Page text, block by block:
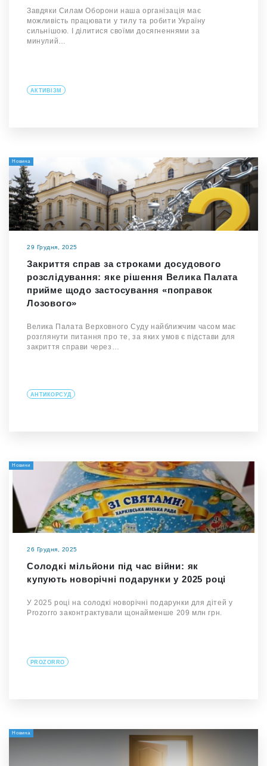
Завдяки Силам Оборони наша організація має
можливість працювати у тилу та робити Україну
сильнішою. І ділитися своїми досягненнями за
минулий…
АКТИВІЗМ
Новина
29 Грудня, 2025
Закриття справ за строками досудового
розслідування: яке рішення Велика Палата
прийме щодо застосування «поправок
Лозового»
Велика Палата Верховного Суду найближчим часом має
розглянути питання про те, за яких умов є підстави для
закриття справи через…
АНТИКОРСУД
Новини
26 Грудня, 2025
Солодкі мільйони під час війни: як
купують новорічні подарунки у 2025 році
У 2025 році на солодкі новорічні подарунки для дітей у
Prozorro законтрактували щонайменше 209 млн грн.
PROZORRO
Новина